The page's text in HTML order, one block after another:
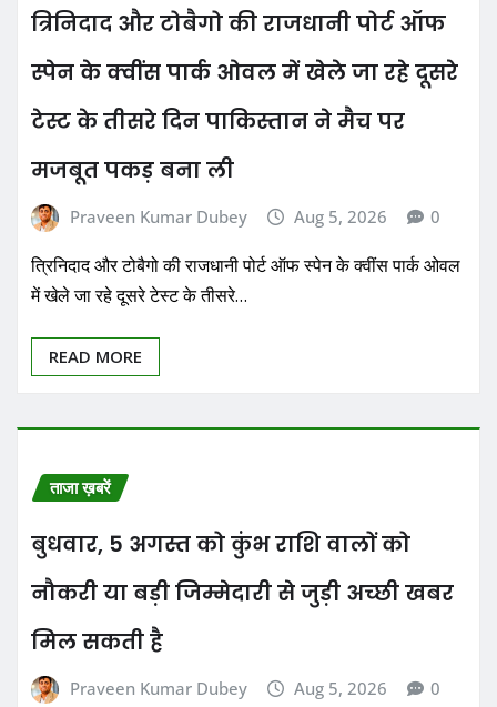
त्रिनिदाद और टोबैगो की राजधानी पोर्ट ऑफ
स्पेन के क्वींस पार्क ओवल में खेले जा रहे दूसरे
टेस्ट के तीसरे दिन पाकिस्तान ने मैच पर
मजबूत पकड़ बना ली
Praveen Kumar Dubey Aug 5, 2026 0
त्रिनिदाद और टोबैगो की राजधानी पोर्ट ऑफ स्पेन के क्वींस पार्क ओवल
में खेले जा रहे दूसरे टेस्ट के तीसरे…
READ MORE
ताजा ख़बरें
बुधवार, 5 अगस्त को कुंभ राशि वालों को
नौकरी या बड़ी जिम्मेदारी से जुड़ी अच्छी खबर
मिल सकती है
Praveen Kumar Dubey Aug 5, 2026 0